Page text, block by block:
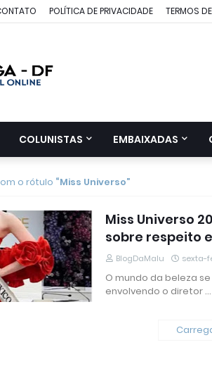
POLÍTICA DE PRIVACIDADE TERMOS
COLUNISTAS EMBAIXADAS
o rótulo Miss Universo
Miss Universo
sobre respeito
BlogDaMalu sexta-
O mundo da beleza
envolvendo o diretor …